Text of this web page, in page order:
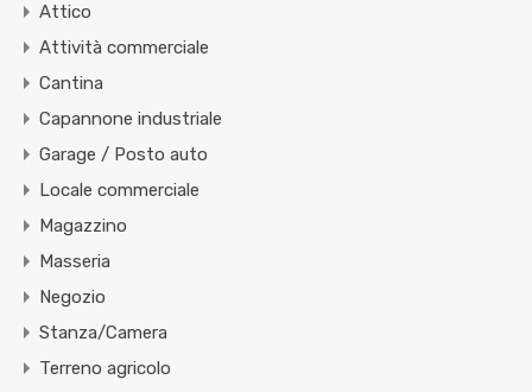
Attico
Attività commerciale
Cantina
Capannone industriale
Garage / Posto auto
Locale commerciale
Magazzino
Masseria
Negozio
Stanza/Camera
Terreno agricolo